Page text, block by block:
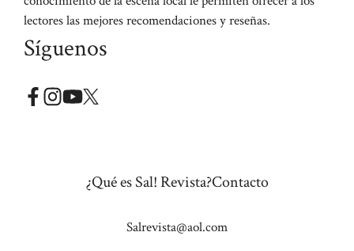
lectores las mejores recomendaciones y reseñas.
Síguenos
¿Qué es Sal! Revista?Contacto
Salrevista@aol.com